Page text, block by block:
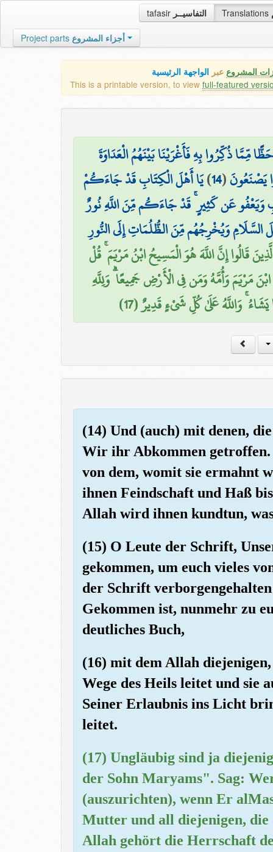
tafasir التفاسيــر Translations
Project parts أجزاء المشروع
المشروع عبر الواجهة الرئيسية
This is a printable version, to view full-featured
مِّمَّا ذُكِّرُوا بِهِ فَأَغْرَيْنَا بَيْنَهُمُ الْعَدَاوَةَ
يَصْنَعُونَ(
14
)يَا أَهْلَ الْكِتَابِ قَدْ جَاءَكُمْ
وَيَعْفُو عَن كَثِيرٍ ۚ قَدْ جَاءَكُم مِّنَ اللَّهِ نُورٌ
السَّلَامِ وَيُخْرِجُهُم مِّنَ الظُّلُمَاتِ إِلَى النُّورِ
قَالُوا إِنَّ اللَّهَ هُوَ الْمَسِيحُ ابْنُ مَرْيَمَ ۚ قُلْ
مَرْيَمَ وَأُمَّهُ وَمَن فِي الْأَرْضِ جَمِيعًا ۗ وَلِلَّهِ
وَاللَّهُ عَلَىٰ كُلِّ شَيْءٍ قَدِيرٌ (17)
(14) Und (auch) mit denen,
Wir ihr Abkommen getroffen.
von dem, womit sie ermahnt
ihnen Feindschaft und Haß
Allah wird ihnen kundtun,
(15) O Leute der Schrift,
gekommen, um euch vieles
der Schrift
Gekommen ist, nunmehr zu
deutliches Buch,
(16) mit dem Allah
Wege des Heils leitet und sie
Seiner Erlaubnis ins Licht
leitet.
(17) Ungläubig sind ja
der Sohn Maryams". Sag:
(auszurichten), wenn Er
Mutter und all diejenigen,
Allah gehört die Herrschaft